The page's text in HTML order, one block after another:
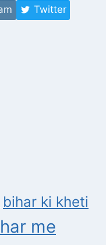
Twitter
bihar ki kheti
me